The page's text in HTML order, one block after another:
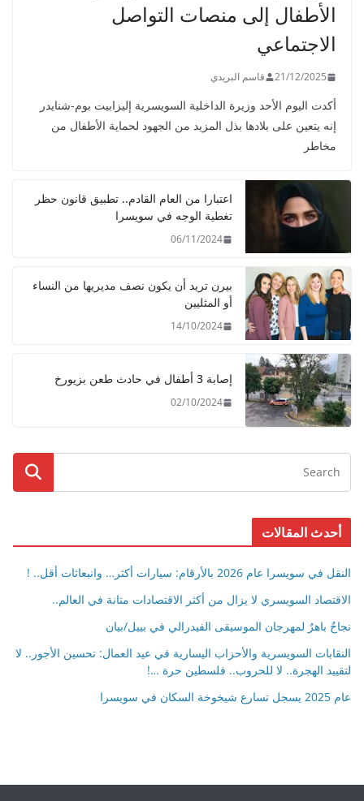
الأطفال إلى منصات التواصل
الاجتماعي
21/12/2025 قاسم البريدي
أكدت اليوم الأحد وزيرة الداخلية السويسرية إليزابيت بوم-شنايدر
إنه يتعين على بلادها بذل المزيد من الجهود لحماية الأطفال من
مخاطر
اعتبارا من العام القادم.. تطبيق قانون حظر
تغطية الوجه في سويسرا
06/11/2024
بيرن تريد أن يكون نصف مديريها من النساء
أو المثليين
14/10/2024
إصابة 3 أطفال في حادث طعن بزيورخ
02/10/2024
أحدث المقالات
النقل في سويسرا عام 2026 بالأرقام: سيارات أكثر… وانبعاثات أقل.. !
الاقتصاد السويسري لا يزال من أكثر الاقتصادات متانة في العالم..
نجاحٌ باهرٌ لمهرجان الموسيقى الفيدرالي في بييل/بيان
النقابات السويسرية والأحزاب اليسارية في عيد العمال: تحسين الأجور.. لا
لتقييد الهجرة.. لا للحروب.. فلسطين حرة …!
عام 2025 يسجل تسارع شيخوخة السكان في سويسرا